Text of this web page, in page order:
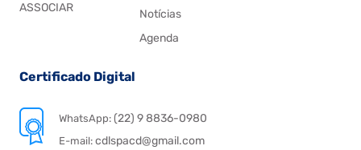
ASSOCIAR
Notícias
Agenda
Certificado Digital
WhatsApp:(22) 9 8836-0980
E-mail: cdlspacd@gmail.com